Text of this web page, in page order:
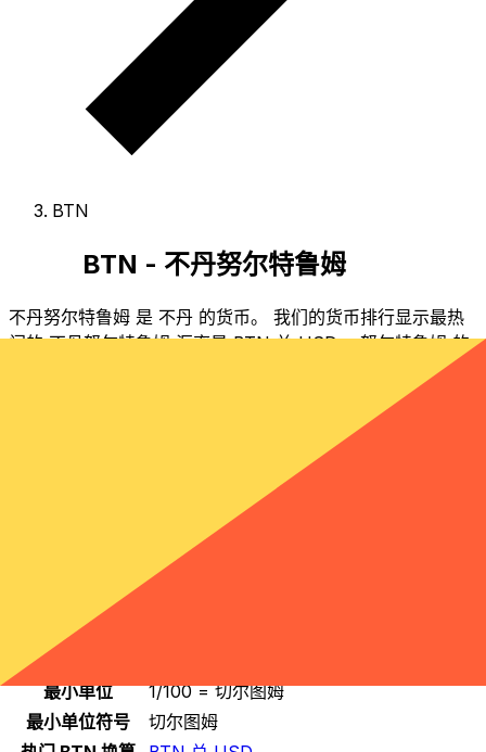
BTN
BTN - 不丹努尔特鲁姆
不丹努尔特鲁姆 是 不丹 的货币。 我们的货币排行显示最热
门的 不丹努尔特鲁姆 汇率是 BTN 兑 USD。努尔特鲁姆 的
下方可查看 不丹努尔特
名称
最小单位
1/100 = 切尔图姆
最小单位符号
切尔图姆